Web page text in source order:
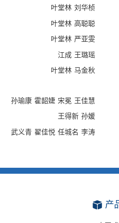
产业转型升级与创新生态系统
、交通、基本公共服务高质量
体化中的地位与作用发挥情况
；二是协同创新格局不断深
；四是多节点、网格状、全
亟须解决的问题：一是区域发
形成，市场化运营机制需加快
功能疏解压力尚大，基础设
业协作共同体建设，推动产
叶堂林 刘华桢
叶堂林 高聪聪
叶堂林 严亚雯
江成 王璐瑶
叶堂林 马金秋
孙瑜康 霍韶婕 宋冕 王佳慧
王得新 孙媛
武义青 翟佳悦 任城名 李涛
产